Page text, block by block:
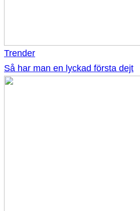
Trender
Så har man en lyckad första dejt